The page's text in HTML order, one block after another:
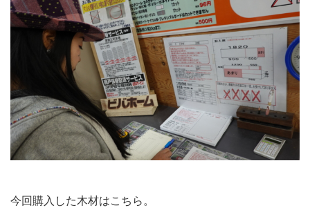
今回購入した木材はこちら。